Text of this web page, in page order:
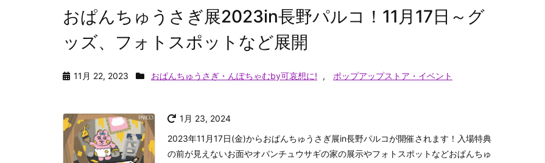
おぱんちゅうさぎ展2023in長野パルコ！11月17日～グ
ッズ、フォトスポットなど展開
11月 22, 2023 おぱんちゅうさぎ・んぽちゃむby可哀想に! , ポップアップストア・イベント
1月 23, 2024
2023年11月17日(金)からおぱんちゅうさぎ展in長野パルコが開催されます！入場特典
の前が見えないお面やオパンチュウサギの家の展示やフォトスポットなどおぱんちゅ